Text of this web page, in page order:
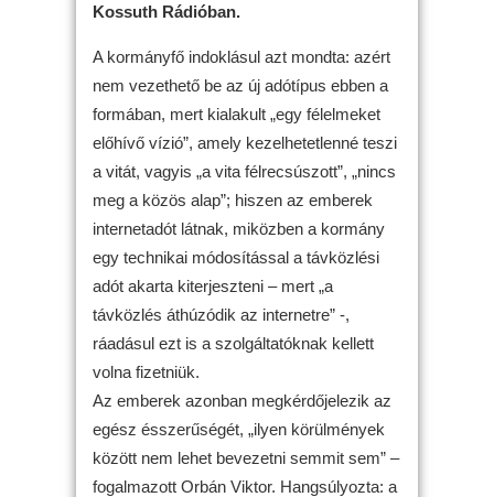
Kossuth Rádióban.
A kormányfő indoklásul azt mondta: azért
nem vezethető be az új adótípus ebben a
formában, mert kialakult „egy félelmeket
előhívő vízió”, amely kezelhetetlenné teszi
a vitát, vagyis „a vita félrecsúszott”, „nincs
meg a közös alap”; hiszen az emberek
internetadót látnak, miközben a kormány
egy technikai módosítással a távközlési
adót akarta kiterjeszteni – mert „a
távközlés áthúzódik az internetre” -,
ráadásul ezt is a szolgáltatóknak kellett
volna fizetniük.
Az emberek azonban megkérdőjelezik az
egész ésszerűségét, „ilyen körülmények
között nem lehet bevezetni semmit sem” –
fogalmazott Orbán Viktor. Hangsúlyozta: a